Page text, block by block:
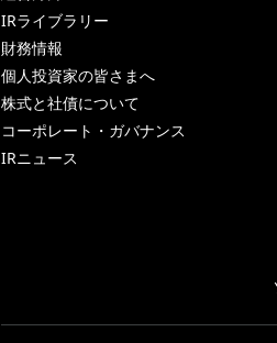
IRライブラリー
財務情報
個人投資家の皆さまへ
株式と社債について
コーポレート・ガバナンス
IRニュース